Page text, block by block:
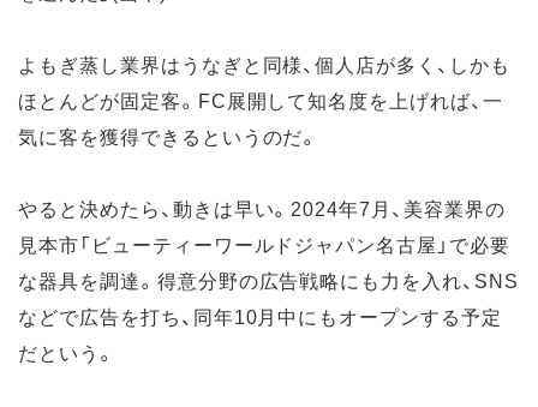
よもぎ蒸し業界はうなぎと同様、個人店が多く、しかも
ほとんどが固定客。FC展開して知名度を上げれば、一
気に客を獲得できるというのだ。
やると決めたら、動きは早い。2024年7月、美容業界の
見本市「ビューティーワールドジャパン名古屋」で必要
な器具を調達。得意分野の広告戦略にも力を入れ、SNS
などで広告を打ち、同年10月中にもオープンする予定
だという。